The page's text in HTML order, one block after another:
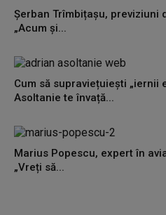
Șerban Trîmbițașu, previziuni
„Acum și...
Cum să supraviețuiești „iernii
Asoltanie te învață...
Marius Popescu, expert în
„Vreți să...